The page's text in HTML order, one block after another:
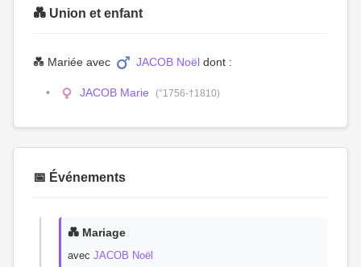
💑 Union et enfant
💑 Mariée avec JACOB Noël dont :
JACOB Marie (°1756-†1810)
📅 Événements
💑 Mariage
avec JACOB Noël